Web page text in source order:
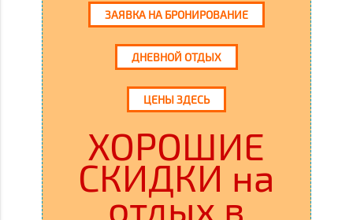
ЗАЯВКА НА БРОНИРОВАНИЕ
ДНЕВНОЙ ОТДЫХ
ЦЕНЫ ЗДЕСЬ
ХОРОШИЕ
СКИДКИ на
отдых в